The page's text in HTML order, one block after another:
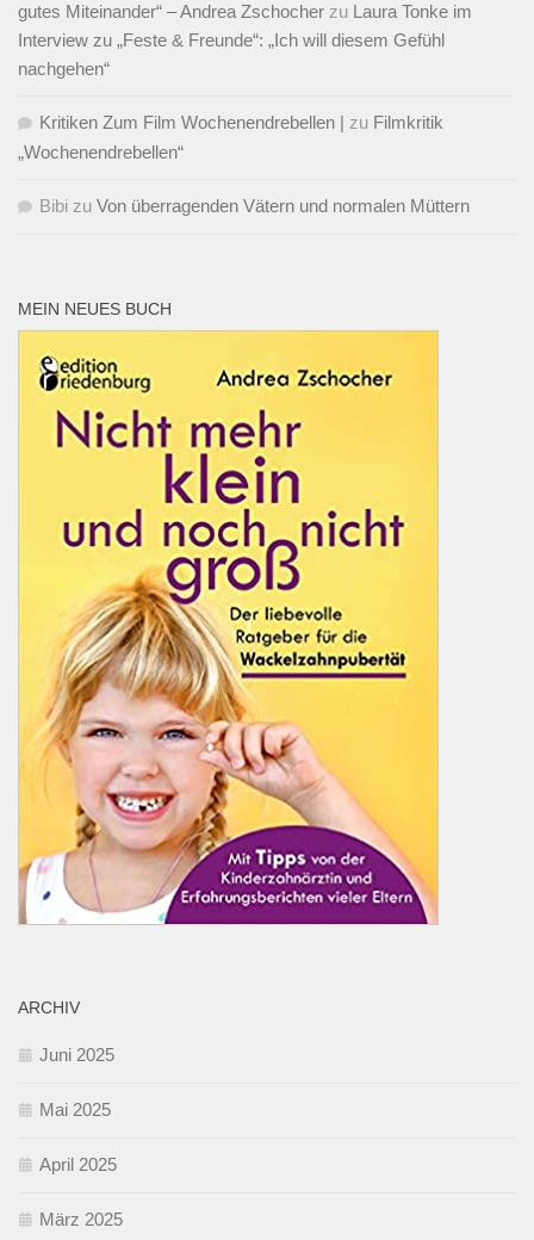
gutes Miteinander“ – Andrea Zschocher zu Laura Tonke im
Interview zu „Feste & Freunde“: „Ich will diesem Gefühl
nachgehen“
Kritiken Zum Film Wochenendrebellen | zu Filmkritik
„Wochenendrebellen“
Bibi zu Von überragenden Vätern und normalen Müttern
MEIN NEUES BUCH
ARCHIV
Juni 2025
Mai 2025
April 2025
März 2025